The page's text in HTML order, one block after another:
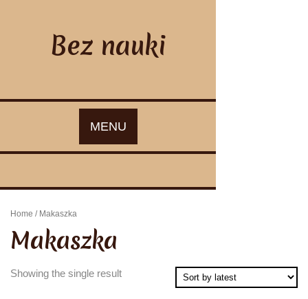
Bez nauki
MENU
Home / Makaszka
Makaszka
Showing the single result